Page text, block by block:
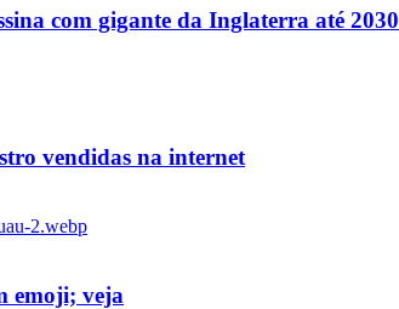
com gigante da Inglaterra até 2030
vendidas na internet
emoji; veja